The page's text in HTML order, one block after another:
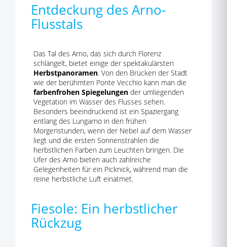
Entdeckung des Arno-
Flusstals
Das Tal des Arno, das sich durch Florenz
schlängelt, bietet einige der spektakulärsten
Herbstpanoramen. Von den Brücken der Stadt
wie der berühmten Ponte Vecchio kann man die
farbenfrohen Spiegelungen der umliegenden
Vegetation im Wasser des Flusses sehen.
Besonders beeindruckend ist ein Spaziergang
entlang des Lungarno in den frühen
Morgenstunden, wenn der Nebel auf dem Wasser
liegt und die ersten Sonnenstrahlen die
herbstlichen Farben zum Leuchten bringen. Die
Ufer des Arno bieten auch zahlreiche
Gelegenheiten für ein Picknick, während man die
reine herbstliche Luft einatmet.
Fiesole: Ein herbstlicher
Rückzug